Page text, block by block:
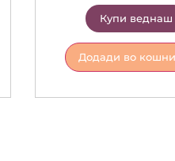
Купи веднаш
Додади во